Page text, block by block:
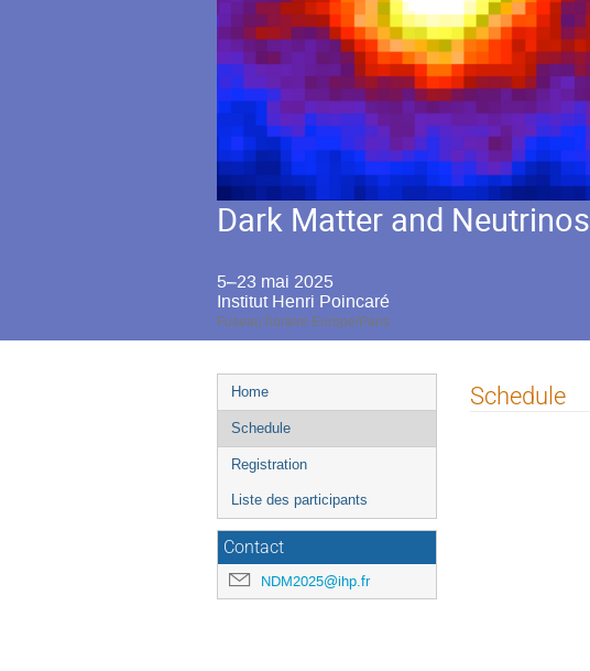
Dark Matter and Neutrinos
5–23 mai 2025
Institut Henri Poincaré
Fuseau horaire Europe/Paris
Menu
de
l'événement
Home
Schedule
Registration
Liste des participants
Contact
NDM2025@ihp.fr
Schedule